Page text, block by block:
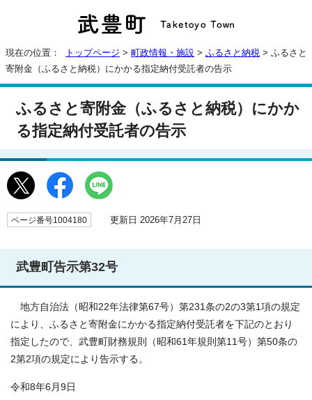
現在の位置： トップページ > 町政情報・施設 > ふるさと納税 > ふるさと
寄附金（ふるさと納税）にかかる指定納付受託者の告示
ふるさと寄附金（ふるさと納税）にかか
る指定納付受託者の告示
ページ番号1004180 更新日 2026年7月27日
武豊町告示第32号
地方自治法（昭和22年法律第67号）第231条の2の3第1項の規定
により、ふるさと寄附金にかかる指定納付受託者を下記のとおり
指定したので、武豊町財務規則（昭和61年規則第11号）第50条の
2第2項の規定により告示する。
令和8年6月9日